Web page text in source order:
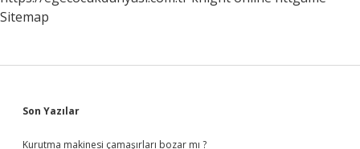
Sitemap
Sidebar
Son Yazılar
Kurutma makinesi çamaşırları bozar mı ?